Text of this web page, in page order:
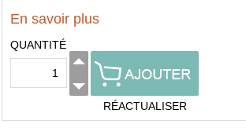
En savoir plus
QUANTITÉ
RÉACTUALISER